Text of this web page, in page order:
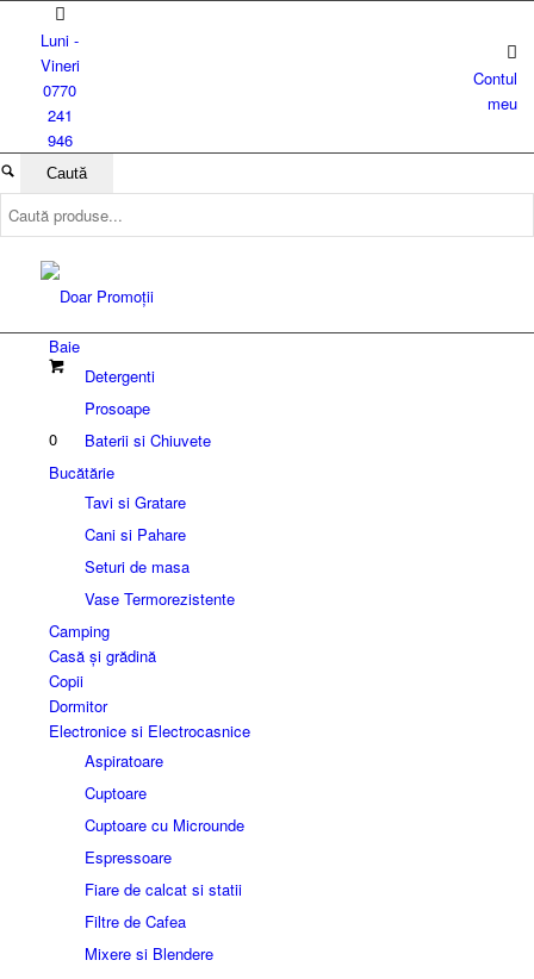
Luni -
Vineri
0770
241
946
Contul
meu
0
Baie
Detergenti
Prosoape
Baterii si Chiuvete
Bucătărie
Tavi si Gratare
Cani si Pahare
Seturi de masa
Vase Termorezistente
Camping
Casă și grădină
Copii
Dormitor
Electronice si Electrocasnice
Aspiratoare
Cuptoare
Cuptoare cu Microunde
Espressoare
Fiare de calcat si statii
Filtre de Cafea
Mixere si Blendere